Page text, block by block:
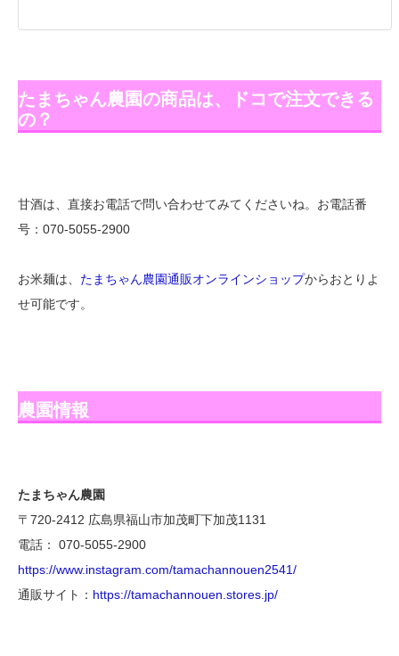
たまちゃん農園の商品は、ドコで注文できる
の？
甘酒は、直接お電話で問い合わせてみてくださいね。お電話番
号：070-5055-2900
お米麺は、 たまちゃん農園通販オンラインショップからおとりよ
せ可能です。
農園情報
たまちゃん農園
〒720-2412 広島県福山市加茂町下加茂1131
電話： 070-5055-2900
https://www.instagram.com/tamachannouen2541/
通販サイト： https://tamachannouen.stores.jp/